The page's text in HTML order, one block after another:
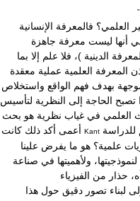
فالمعرفة الإنسانية
أنها ليست معرفة جاهزة
الدينية )، فلا علم إلا بما
المعرفة العلمية عملية معقدة
بهدف فهم الواقع واستخلاص
تصبح الحاجة إلى النظرية لتأسيس
العلمي في غياب نظرية هو بحث
Kant
علمية؟ هو ما يفرض علينا
ولأهميتها في صناعة
لبناء تصور دقيق حول هذا